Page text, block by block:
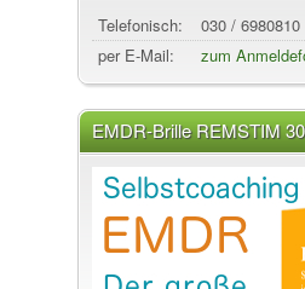
Telefonisch:
030 / 6980810
per E-Mail:
zum
EMDR-Brille REMSTIM